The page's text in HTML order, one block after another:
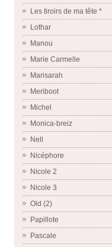
Les tiroirs de ma tête *
Lothar
Manou
Marie Carmelle
Marisarah
Meriboot
Michel
Monica-breiz
Nell
Nicéphore
Nicole 2
Nicole 3
Old (2)
Papillote
Pascale